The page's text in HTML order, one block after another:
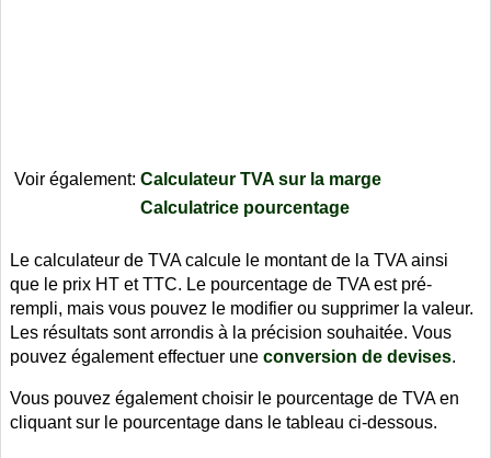
Voir également: Calculateur TVA sur la marge
Calculatrice pourcentage
Le calculateur de TVA calcule le montant de la TVA ainsi
que le prix HT et TTC. Le pourcentage de TVA est pré-
rempli, mais vous pouvez le modifier ou supprimer la valeur.
Les résultats sont arrondis à la précision souhaitée. Vous
pouvez également effectuer une conversion de devises.
Vous pouvez également choisir le pourcentage de TVA en
cliquant sur le pourcentage dans le tableau ci-dessous.